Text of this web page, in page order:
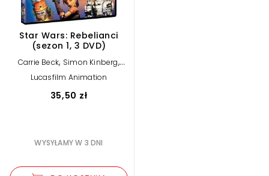
Star Wars: Rebelianci
(sezon 1, 3 DVD)
Carrie Beck, Simon Kinberg,
Dave Filoni
Lucasfilm Animation
35,50 zł
WYSYŁAMY W 3 DNI